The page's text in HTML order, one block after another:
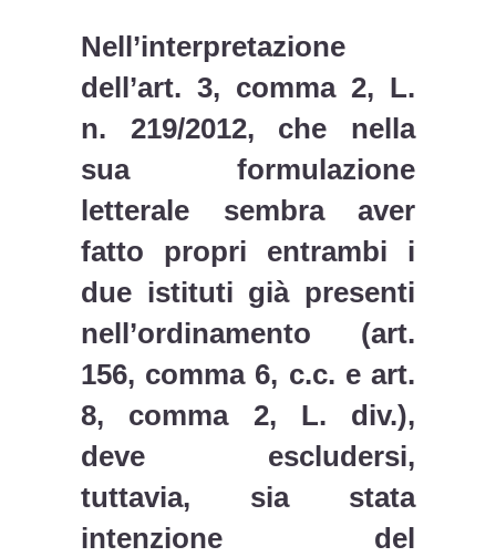
Nell’interpretazione
dell’art. 3, comma 2, L.
n. 219/2012, che nella
sua formulazione
letterale sembra aver
fatto propri entrambi i
due istituti già presenti
nell’ordinamento (art.
156, comma 6, c.c. e art.
8, comma 2, L. div.),
deve escludersi,
tuttavia, sia stata
intenzione del